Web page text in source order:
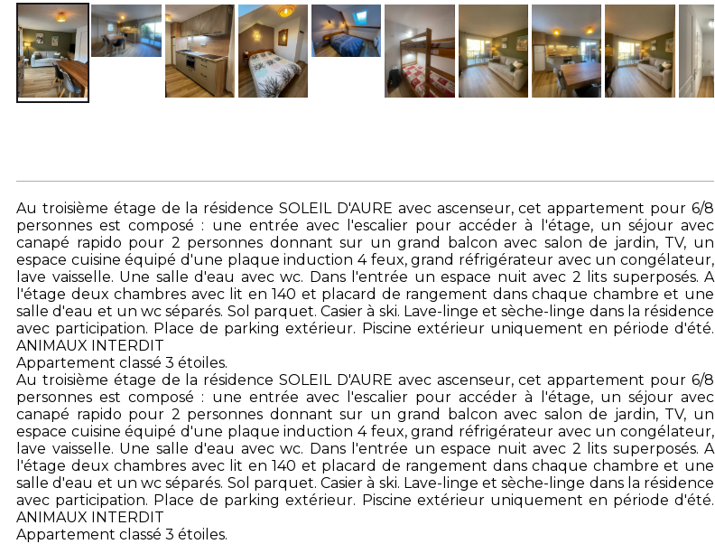
Au troisième étage de la résidence SOLEIL D'AURE avec ascenseur, cet appartement pour 6/8
personnes est composé : une entrée avec l'escalier pour accéder à l'étage, un séjour avec
canapé rapido pour 2 personnes donnant sur un grand balcon avec salon de jardin, TV, un
espace cuisine équipé d'une plaque induction 4 feux, grand réfrigérateur avec un congélateur,
lave vaisselle. Une salle d'eau avec wc. Dans l'entrée un espace nuit avec 2 lits superposés. A
l'étage deux chambres avec lit en 140 et placard de rangement dans chaque chambre et une
salle d'eau et un wc séparés. Sol parquet. Casier à ski. Lave-linge et sèche-linge dans la résidence
avec participation. Place de parking extérieur. Piscine extérieur uniquement en période d'été.
ANIMAUX INTERDIT
Appartement classé 3 étoiles.
Au troisième étage de la résidence SOLEIL D'AURE avec ascenseur, cet appartement pour 6/8
personnes est composé : une entrée avec l'escalier pour accéder à l'étage, un séjour avec
canapé rapido pour 2 personnes donnant sur un grand balcon avec salon de jardin, TV, un
espace cuisine équipé d'une plaque induction 4 feux, grand réfrigérateur avec un congélateur,
lave vaisselle. Une salle d'eau avec wc. Dans l'entrée un espace nuit avec 2 lits superposés. A
l'étage deux chambres avec lit en 140 et placard de rangement dans chaque chambre et une
salle d'eau et un wc séparés. Sol parquet. Casier à ski. Lave-linge et sèche-linge dans la résidence
avec participation. Place de parking extérieur. Piscine extérieur uniquement en période d'été.
ANIMAUX INTERDIT
Appartement classé 3 étoiles.